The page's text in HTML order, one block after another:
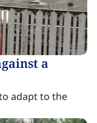
a
adapt to the